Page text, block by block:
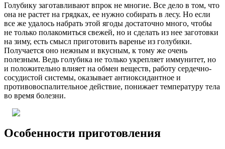
Голубику заготавливают впрок не многие. Все дело в том, что
она не растет на грядках, ее нужно собирать в лесу. Но если
все же удалось набрать этой ягоды достаточно много, чтобы
не только полакомиться свежей, но и сделать из нее заготовки
на зиму, есть смысл приготовить варенье из голубики.
Получается оно нежным и вкусным, к тому же очень
полезным. Ведь голубика не только укрепляет иммунитет, но
и положительно влияет на обмен веществ, работу сердечно-
сосудистой системы, оказывает антиоксидантное и
противовоспалительное действие, понижает температуру тела
во время болезни.
Особенности приготовления